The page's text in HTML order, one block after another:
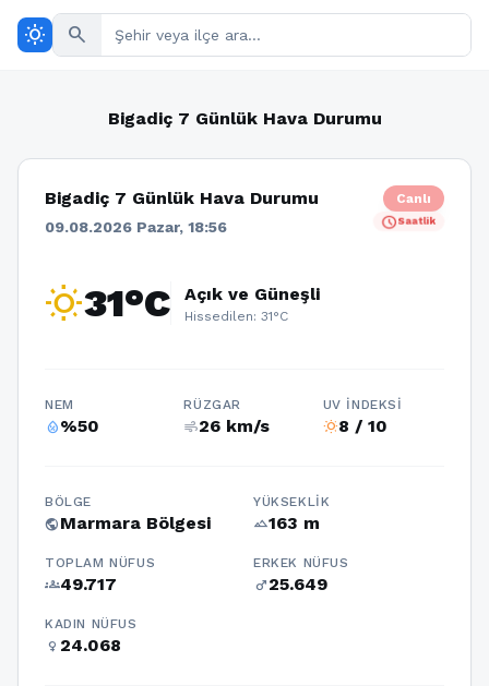
wb_sunny search
Bigadiç 7 Günlük Hava Durumu
Bigadiç 7 Günlük Hava Durumu
09.08.2026 Pazar, 18:56
Canlı
scheduleSaatlik
wb_sunny31°C Açık ve Güneşli
Hissedilen: 31°C
NEM
humidity_percentage%50
RÜZGAR
air26 km/s
UV İNDEKSI
wb_sunny8 / 10
BÖLGE
publicMarmara Bölgesi
YÜKSEKLIK
terrain163 m
TOPLAM NÜFUS
groups49.717
ERKEK NÜFUS
male25.649
KADIN NÜFUS
female 24.068